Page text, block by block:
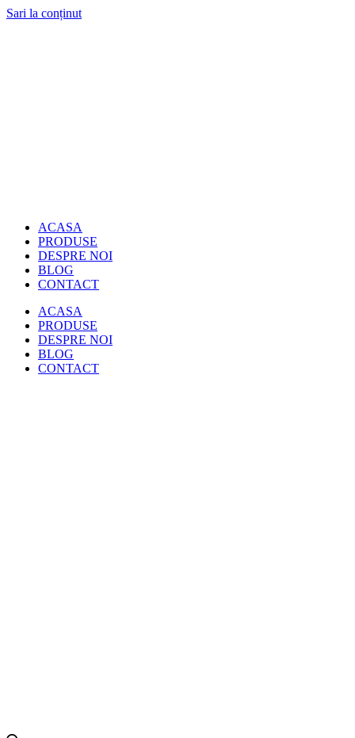
Sari la conținut
ACASA
PRODUSE
DESPRE NOI
BLOG
CONTACT
ACASA
PRODUSE
DESPRE NOI
BLOG
CONTACT